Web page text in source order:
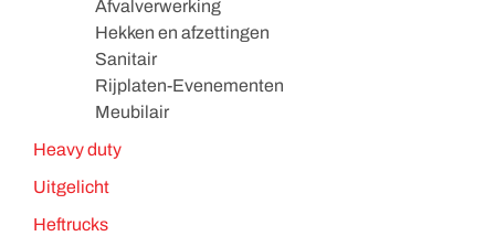
Afvalverwerking
Hekken en afzettingen
Sanitair
Rijplaten-Evenementen
Meubilair
Heavy duty
Uitgelicht
Heftrucks